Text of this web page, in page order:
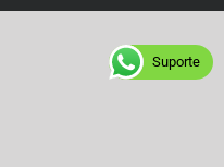
Suporte